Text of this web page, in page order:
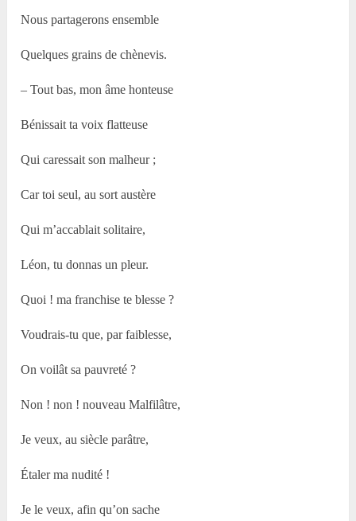
Nous partagerons ensemble
Quelques grains de chènevis.
– Tout bas, mon âme honteuse
Bénissait ta voix flatteuse
Qui caressait son malheur ;
Car toi seul, au sort austère
Qui m’accablait solitaire,
Léon, tu donnas un pleur.
Quoi ! ma franchise te blesse ?
Voudrais-tu que, par faiblesse,
On voilât sa pauvreté ?
Non ! non ! nouveau Malfilâtre,
Je veux, au siècle parâtre,
Étaler ma nudité !
Je le veux, afin qu’on sache